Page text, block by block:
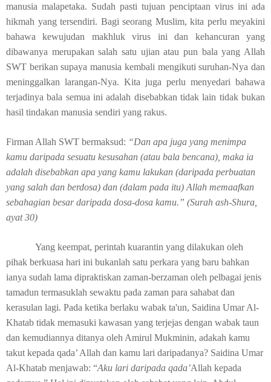
manusia malapetaka. Sudah pasti tujuan penciptaan virus ini ada
hikmah yang tersendiri. Bagi seorang Muslim, kita perlu meyakini
bahawa kewujudan makhluk virus ini dan kehancuran yang
dibawanya merupakan salah satu ujian atau pun bala yang Allah
SWT berikan supaya manusia kembali mengikuti suruhan-Nya dan
meninggalkan larangan-Nya. Kita juga perlu menyedari bahawa
terjadinya bala semua ini adalah disebabkan tidak lain tidak bukan
hasil tindakan manusia sendiri yang rakus.
Firman Allah SWT bermaksud: “Dan apa juga yang menimpa
kamu daripada sesuatu kesusahan (atau bala bencana), maka ia
adalah disebabkan apa yang kamu lakukan (daripada perbuatan
yang salah dan berdosa) dan (dalam pada itu) Allah memaafkan
sebahagian besar daripada dosa-dosa kamu.” (Surah ash-Shura,
ayat 30)
Yang keempat, perintah kuarantin yang dilakukan oleh
pihak berkuasa hari ini bukanlah satu perkara yang baru bahkan
ianya sudah lama dipraktiskan zaman-berzaman oleh pelbagai jenis
tamadun termasuklah sewaktu pada zaman para sahabat dan
kerasulan lagi. Pada ketika berlaku wabak ta'un, Saidina Umar Al-
Khatab tidak memasuki kawasan yang terjejas dengan wabak taun
dan kemudiannya ditanya oleh Amirul Mukminin, adakah kamu
takut kepada qada’ Allah dan kamu lari daripadanya? Saidina Umar
Al-Khatab menjawab: “Aku lari daripada qada’Allah kepada